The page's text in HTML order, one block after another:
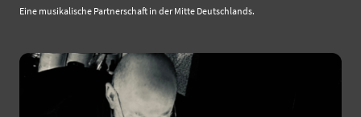
Eine musikalische Partnerschaft in der Mitte Deutschlands.